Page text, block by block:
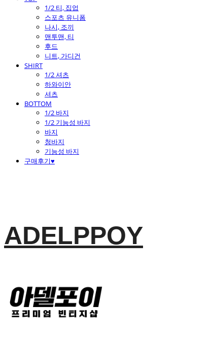
1/2 티, 집업
스포츠 유니폼
나시, 조끼
맨투맨, 티
후드
니트, 가디건
SHIRT
1/2 셔츠
하와이안
셔츠
BOTTOM
1/2 바지
1/2 기능성 바지
바지
청바지
기능성 바지
구매후기♥
ADELPPOY